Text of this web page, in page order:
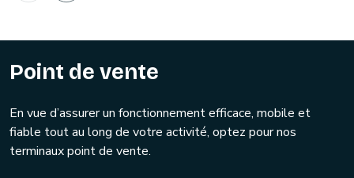
Point de vente
En vue d’assurer un fonctionnement efficace, mobile et
fiable tout au long de votre activité, optez pour nos
terminaux point de vente.